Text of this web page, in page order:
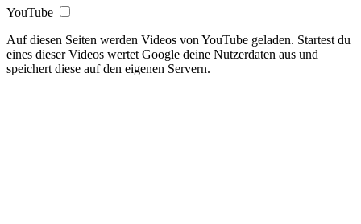
YouTube
Auf diesen Seiten werden Videos von YouTube geladen. Startest du
eines dieser Videos wertet Google deine Nutzerdaten aus und
speichert diese auf den eigenen Servern.